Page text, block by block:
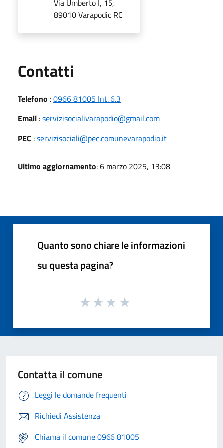
Via Umberto I, 15,
89010 Varapodio RC
Contatti
Telefono :0966 81005 Int. 6.3
Email :servizisocialivarapodio@gmail.com
PEC :servizisociali@pec.comunevarapodio.it
Ultimo aggiornamento: 6 marzo 2025, 13:08
Quanto sono chiare le informazioni
su questa pagina?
Contatta il comune
Leggi le domande frequenti
Richiedi Assistenza
Chiama il comune 0966 81005